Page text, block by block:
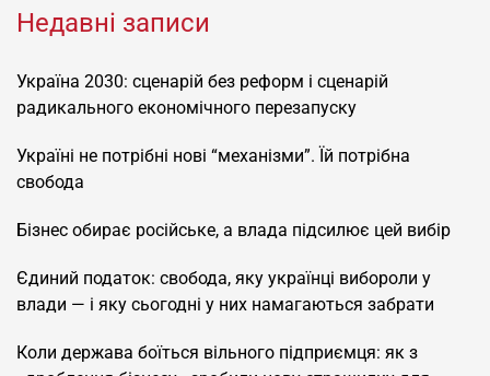
Недавні записи
Україна 2030: сценарій без реформ і сценарій
радикального економічного перезапуску
Україні не потрібні нові “механізми”. Їй потрібна
свобода
Бізнес обирає російське, а влада підсилює цей вибір
Єдиний податок: свобода, яку українці вибороли у
влади — і яку сьогодні у них намагаються забрати
Коли держава боїться вільного підприємця: як з